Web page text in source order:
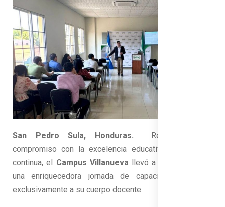
San Pedro Sula, Honduras.
Reafirmando su
compromiso con la excelencia educativa y la mejora
continua, el Campus Villanuevallevó a cabo con éxito
una enriquecedora jornada de capacitación dirigida
exclusivamente a su cuerpo docente.